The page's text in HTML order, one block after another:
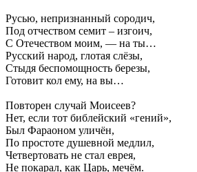
Русью, непризнанный сородич,
Под отчеством семит – изгоич,
С Отечеством моим, — на ты…
Русский народ, глотая слёзы,
Стыдя беспомощность березы,
Готовит кол ему, на вы…
Повторен случай Моисеев?
Нет, если тот библейский «гений»,
Был Фараоном уличён,
По простоте душевной медлил,
Четвертовать не стал еврея,
Не покарал, как Царь, мечём.